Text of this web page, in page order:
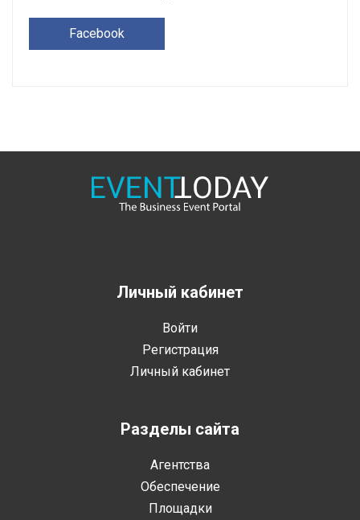
Facebook
Личный кабинет
Войти
Регистрация
Личный кабинет
Разделы сайта
Агентства
Обеспечение
Площадки